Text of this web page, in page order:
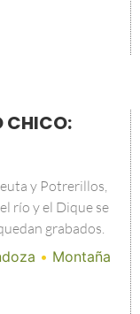
CHICO:
y Potrerillos,
río y el Dique se
grabados.
• Montaña